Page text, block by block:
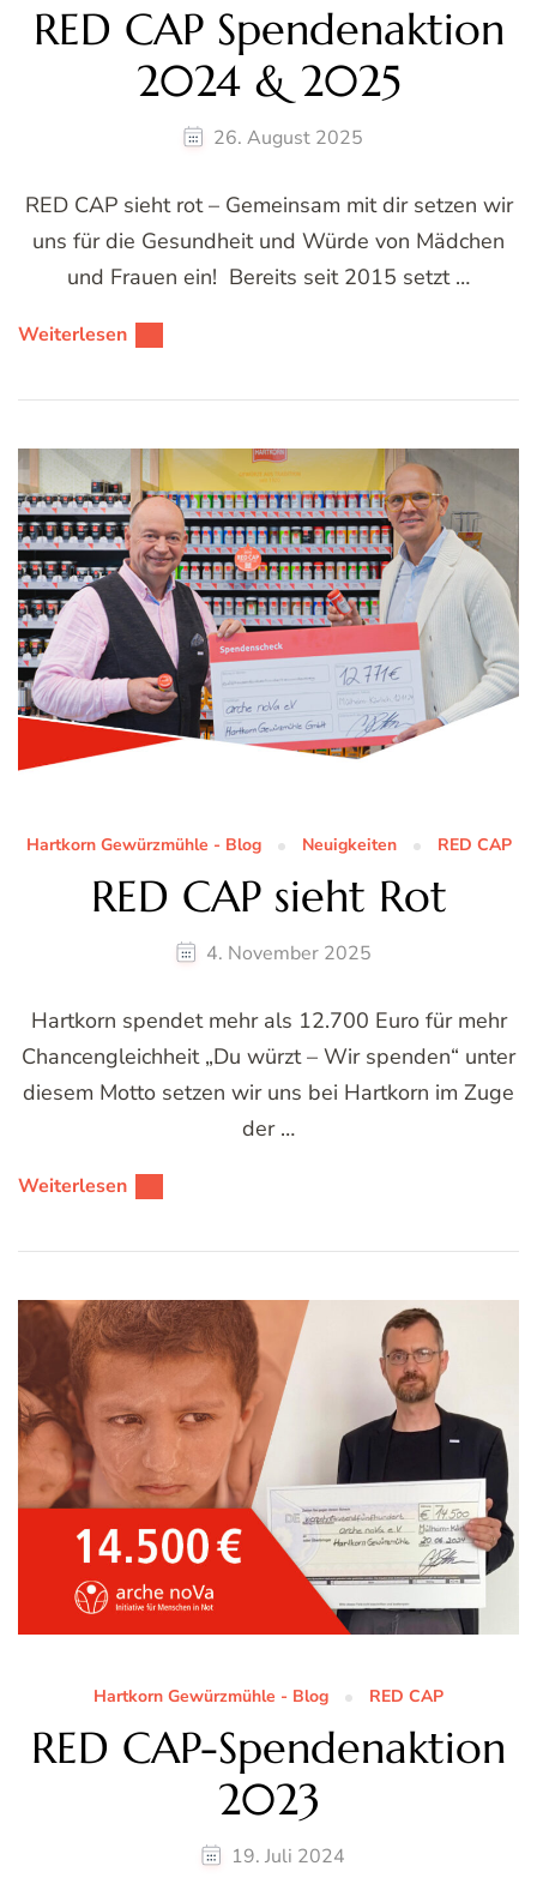
RED CAP Spendenaktion
2024 & 2025
26. August 2025
RED CAP sieht rot – Gemeinsam mit dir setzen wir
uns für die Gesundheit und Würde von Mädchen
und Frauen ein! Bereits seit 2015 setzt …
Weiterlesen
Hartkorn Gewürzmühle - Blog Neuigkeiten RED CAP
RED CAP sieht Rot
4. November 2025
Hartkorn spendet mehr als 12.700 Euro für mehr
Chancengleichheit „Du würzt – Wir spenden“ unter
diesem Motto setzen wir uns bei Hartkorn im Zuge
der …
Weiterlesen
Hartkorn Gewürzmühle - Blog RED CAP
RED CAP-Spendenaktion
2023
19. Juli 2024